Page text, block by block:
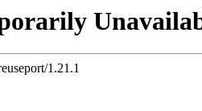
1.21.1